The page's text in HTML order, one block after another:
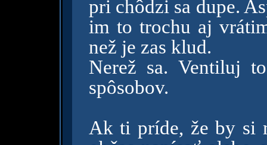
pri chôdzi sa dupe.
im to trochu aj
než je zas klud.
Nerež sa. Ventiluj
spôsobov.
Ak ti príde, že by si